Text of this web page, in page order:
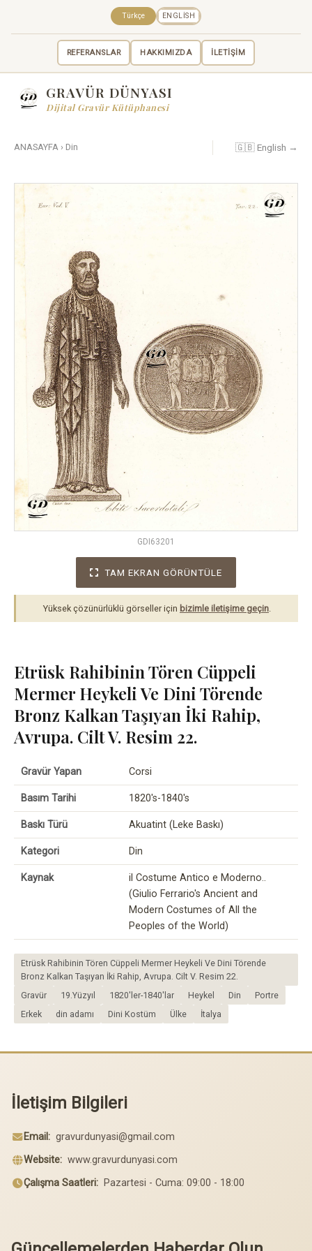
REFERANSLAR HAKKIMIZDA İLETİŞİM
Türkçe ENGLISH
GRAVÜR DÜNYASI
Dijital Gravür Kütüphanesi
ANASAYFA › Din 🇬🇧 English →
GDI63201
TAM EKRAN GÖRÜNTÜLE
Yüksek çözünürlüklü görseller için bizimle iletişime geçin.
Etrüsk Rahibinin Tören Cüppeli
Mermer Heykeli Ve Dini Törende
Bronz Kalkan Taşıyan İki Rahip,
Avrupa. Cilt V. Resim 22.
Gravür Yapan Corsi
Basım Tarihi 1820's-1840's
Baskı Türü Akuatint (Leke Baskı)
Kategori Din
Kaynak
il Costume Antico e Moderno..
(Giulio Ferrario's Ancient and
Modern Costumes of All the
Peoples of the World)
Etrüsk Rahibinin Tören Cüppeli Mermer Heykeli Ve Dini Törende
Bronz Kalkan Taşıyan İki Rahip, Avrupa. Cilt V. Resim 22.
Gravür
19.Yüzyıl 1820'ler-1840'lar Heykel Din
Portre
Erkek
din adamı Dini Kostüm Ülke İtalya
İletişim Bilgileri
Email: gravurdunyasi@gmail.com
Website: www.gravurdunyasi.com
Çalışma Saatleri: Pazartesi - Cuma: 09:00 - 18:00